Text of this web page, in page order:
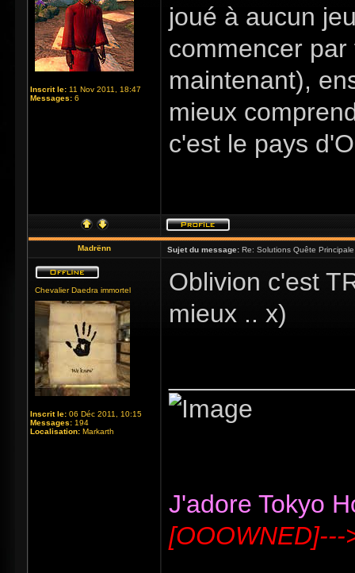
Inscrit le: 11 Nov 2011, 18:47
Messages: 6
joué à aucun
commencer
maintenant),
mieux
c'est le pays
Madrënn Sujet du message: Re: Solutions Quête
Chevalier Daedra immortel
Inscrit le: 06 Déc 2011, 10:15
Messages: 194
Localisation: Markarth
Oblivion c'est
mieux .. x)
J'adore Tokyo
[OOOWNED]---